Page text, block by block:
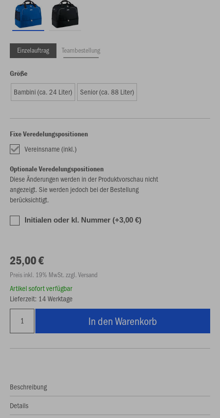
Einzelauftrag Teambestellung
Größe
Bambini (ca. 24 Liter) Senior (ca. 88 Liter)
Fixe Veredelungspositionen
Vereinsname (inkl.)
Optionale Veredelungspositionen
Diese Änderungen werden in der Produktvorschau nicht
angezeigt. Sie werden jedoch bei der Bestellung
berücksichtigt.
Initialen oder kl. Nummer (+3,00 €)
25,00 €
Preis inkl. 19% MwSt. zzgl. Versand
Artikel sofort verfügbar
Lieferzeit: 14 Werktage
In den Warenkorb
Beschreibung
Details